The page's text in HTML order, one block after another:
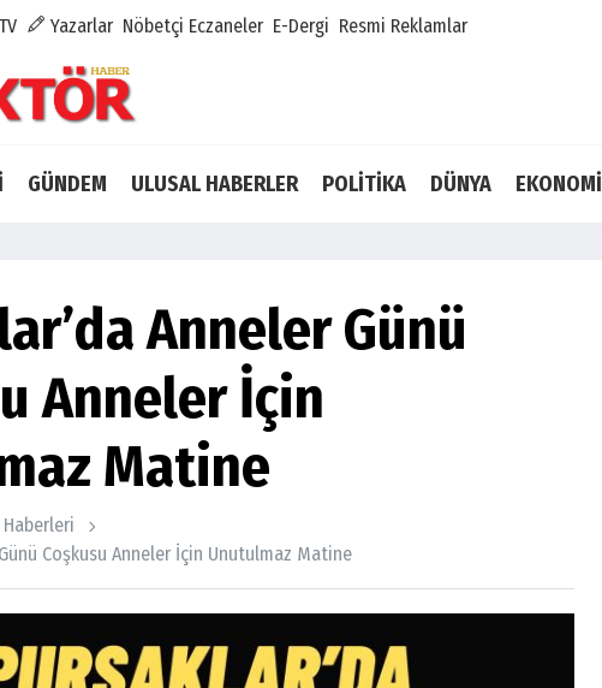
Yazarlar Nöbetçi Eczaneler E-Dergi Resmi Reklamlar
GÜNDEM ULUSAL HABERLER POLİTİKA DÜNYA EKONOMİ
Anneler Günü
Anneler İçin
Matine
Coşkusu Anneler İçin Unutulmaz Matine